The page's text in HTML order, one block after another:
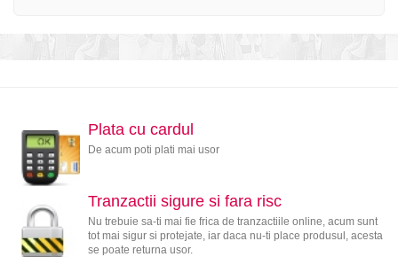
Plata cu cardul
De acum poti plati mai usor
Tranzactii sigure si fara risc
Nu trebuie sa-ti mai fie frica de tranzactiile online, acum sunt
tot mai sigur si protejate, iar daca nu-ti place produsul, acesta
se poate returna usor.